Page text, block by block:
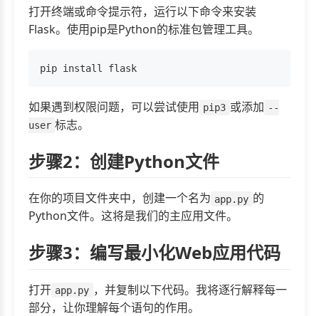
打开终端或命令提示符，运行以下命令来安装
Flask。使用pip是Python的标准包管理工具。
如果遇到权限问题，可以尝试使用 pip3 或添加 --
user 标志。
步骤2：创建Python文件
在你的项目文件夹中，创建一个名为 app.py 的
Python文件。这将是我们的主应用文件。
步骤3：编写最小化Web应用代码
打开 app.py ，并复制以下代码。我将逐行解释每一
部分，让你理解每个语句的作用。